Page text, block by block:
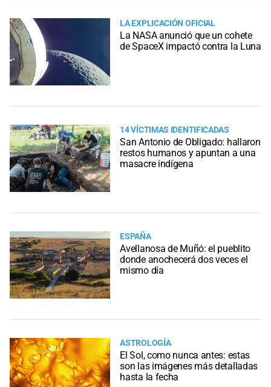
LA EXPLICACIÓN OFICIAL
La NASA anunció que un cohete
de SpaceX impactó contra la Luna
14 VÍCTIMAS IDENTIFICADAS
San Antonio de Obligado: hallaron
restos humanos y apuntan a una
masacre indígena
ESPAÑA
Avellanosa de Muñó: el pueblito
donde anochecerá dos veces el
mismo día
ASTROLOGÍA
El Sol, como nunca antes: estas
son las imágenes más detalladas
hasta la fecha